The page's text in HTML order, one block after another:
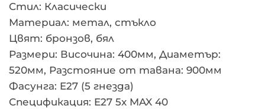
Стил: Класически
Материал: метал, стъкло
Цвят: бронзов, бял
Размери: Височина: 400мм, Диаметър:
520мм, Разстояние от тавана: 900мм
Фасунга: E27 (5 гнезда)
Спецификация: E27 5x MAX 40